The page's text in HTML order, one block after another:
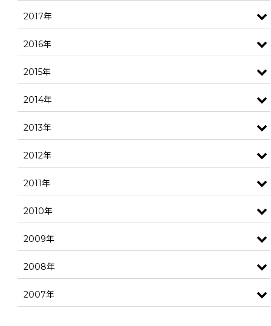
2017年
2016年
2015年
2014年
2013年
2012年
2011年
2010年
2009年
2008年
2007年